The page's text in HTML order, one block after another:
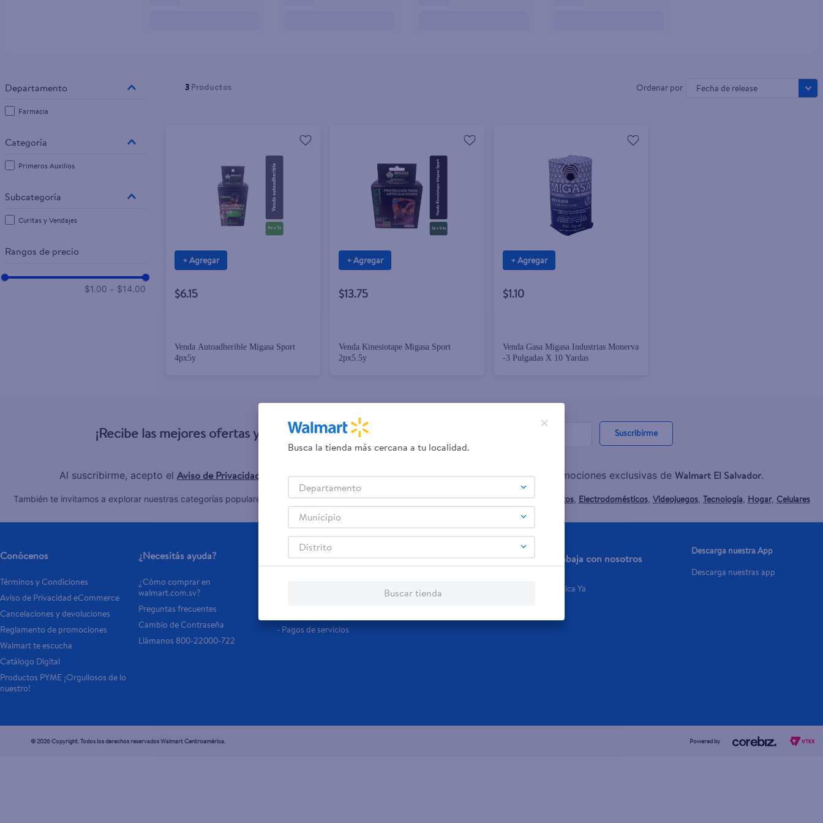
Farmacia
Primeros Auxilios
Curitas y Vendajes
Rangos de precio
$1.00 – $14.00
3 Productos Fecha de release
+ Agregar
$6.15
Venda Autoadherible Migasa Sport
4px5y
+ Agregar
$13.75
Venda Kinesiotape Migasa Sport
2px5.5y
+ Agregar
$1.10
Venda Gasa Migasa Industrias Monerva
-3 Pulgadas X 10 Yardas
¡Recibe las mejores ofertas y promociones! Suscribirme
Al suscribirme, acepto el Aviso de Privacidad y losTérminos y Condiciones, así como el envío de noticias y promociones exclusivas de Walmart El Salvador.
También te invitamos a explorar nuestras categorías populares: Celulares,Línea blanca,Laptops,Colchones,Pantallas,Antigripales,Suplementos, Electrodomésticos, Videojuegos, Tecnología, Hogar, Celulares
Samsung,Celulares iPhone,Celulares Xiaomi,Celulares Honor.
Conócenos
Términos y Condiciones
Aviso de Privacidad eCommerce
Cancelaciones y devoluciones
Reglamento de promociones
Walmart te escucha
Catálogo Digital
Productos PYME ¡Orgullosos de lo
nuestro!
¿Necesitás ayuda?
¿Cómo comprar en
walmart.com.sv?
Preguntas frecuentes
Cambio de Contraseña
Llámanos 800-22000-722
Servicios
- Pagos de servicios
Financiamiento
Tarjeta de Crédito
Trabaja con nosotros
Aplica Ya
Descarga nuestra App
Descarga nuestras app
© 2026 Copyright. Todos los derechos reservados Walmart Centroamérica. Powered by
Busca la tienda más cercana a tu localidad.
Departamento
Municipio
Distrito
Buscar tienda